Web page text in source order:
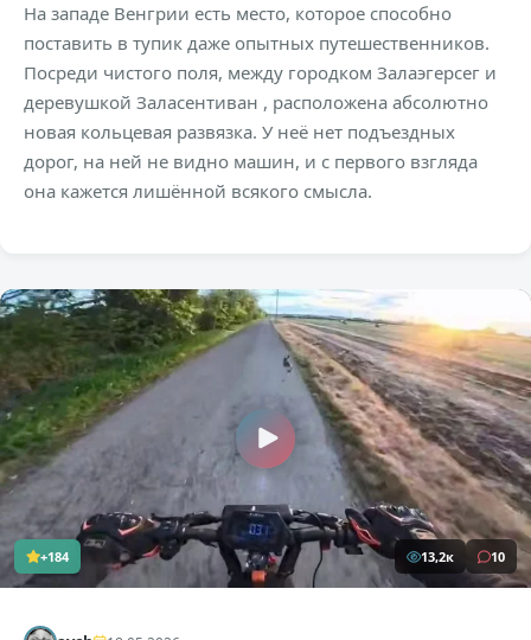
На западе Венгрии есть место, которое способно
поставить в тупик даже опытных путешественников.
Посреди чистого поля, между городком Залаэгерсег и
деревушкой Заласентиван , расположена абсолютно
новая кольцевая развязка. У неё нет подъездных
дорог, на ней не видно машин, и с первого взгляда
она кажется лишённой всякого смысла.
+184 13,2к 10